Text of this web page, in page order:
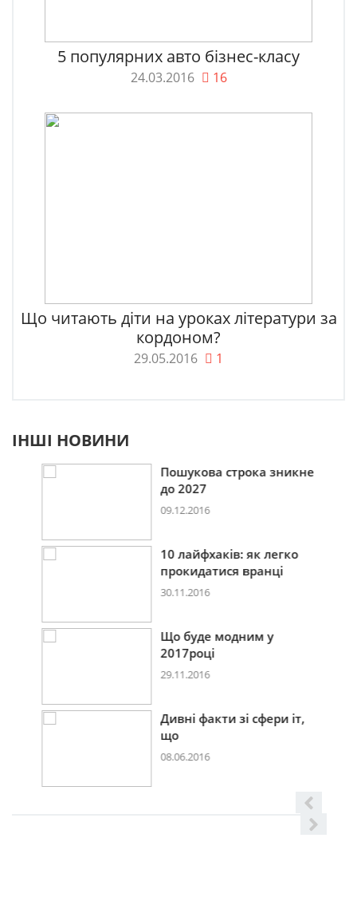
5 популярних авто бізнес-класу
24.03.2016 16
Що читають діти на уроках літератури за
кордоном?
29.05.2016 1
ІНШІ НОВИНИ
Пошукова строка зникне
до 2027
09.12.2016
10 лайфхаків: як легко
прокидатися вранці
30.11.2016
Що буде модним у
2017році
29.11.2016
Дивні факти зі сфери іт,
08.06.2016